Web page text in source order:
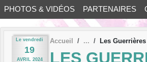
PHOTOS & VIDÉOS PARTENAIRES
Le vendredi
19
AVRIL 2024
Accueil Les
LES